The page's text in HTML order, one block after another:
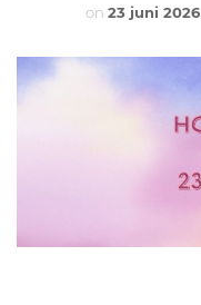
on 23 juni 2026